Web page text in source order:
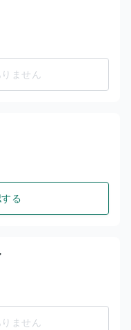
ません
る
ません